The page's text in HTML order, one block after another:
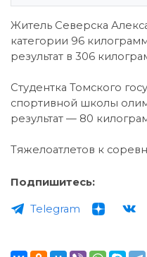
Житель Северска
категории 96
результат в 306
Студентка Томского
спортивной школы
результат — 80
Тяжелоатлетов к
Подпишитесь:
Telegram